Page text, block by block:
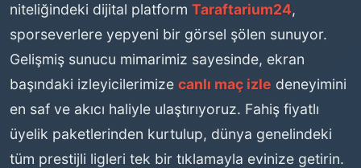
niteliğindeki dijital platform Taraftarium24,
sporseverlere yepyeni bir görsel şölen sunuyor.
Gelişmiş sunucu mimarimiz sayesinde, ekran
başındaki izleyicilerimize canlı maç izle deneyimini
en saf ve akıcı haliyle ulaştırıyoruz. Fahiş fiyatlı
üyelik paketlerinden kurtulup, dünya genelindeki
tüm prestijli ligleri tek bir tıklamayla evinize getirin.